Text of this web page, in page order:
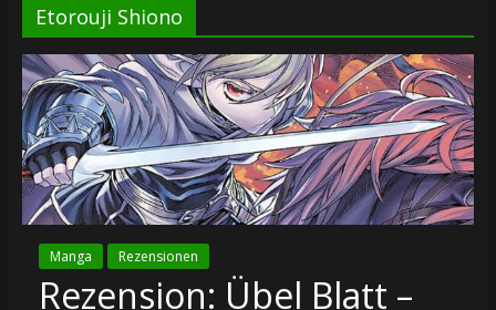
Etorouji Shiono
Manga Rezensionen
Rezension: Übel Blatt –